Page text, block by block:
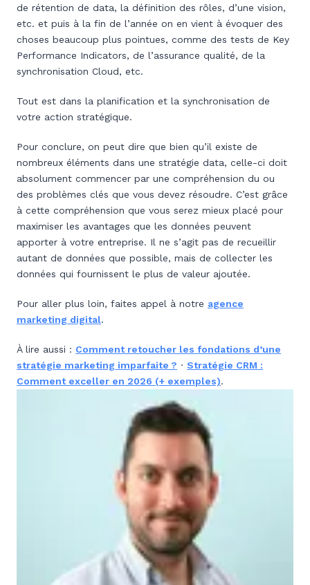
de rétention de data, la définition des rôles, d’une vision,
etc. et puis à la fin de l’année on en vient à évoquer des
choses beaucoup plus pointues, comme des tests de Key
Performance Indicators, de l’assurance qualité, de la
synchronisation Cloud, etc.
Tout est dans la planification et la synchronisation de
votre action stratégique.
Pour conclure, on peut dire que bien qu’il existe de
nombreux éléments dans une stratégie data, celle-ci doit
absolument commencer par une compréhension du ou
des problèmes clés que vous devez résoudre. C’est grâce
à cette compréhension que vous serez mieux placé pour
maximiser les avantages que les données peuvent
apporter à votre entreprise. Il ne s’agit pas de recueillir
autant de données que possible, mais de collecter les
données qui fournissent le plus de valeur ajoutée.
Pour aller plus loin, faites appel à notre agence
marketing digital.
À lire aussi : Comment retoucher les fondations d’une
stratégie marketing imparfaite ? · Stratégie CRM :
Comment exceller en 2026 (+ exemples).